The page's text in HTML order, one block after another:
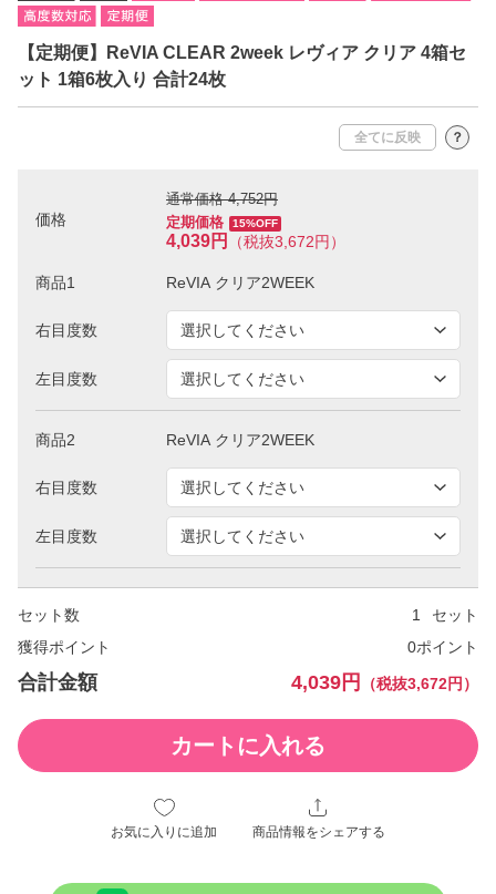
【定期便】ReVIA CLEAR 2week レヴィア クリア 4箱セ
ット 1箱6枚入り 合計24枚
全てに反映 ？
価格
通常価格 4,752円
定期価格
15%OFF
4,039円 （税抜3,672円）
商品1
右目度数
左目度数
商品2
右目度数
左目度数
セット数
セット
獲得ポイント
0ポイント
合計金額 4,039円 （税抜3,672円）
カートに入れる
お気に入りに追加 商品情報をシェアする